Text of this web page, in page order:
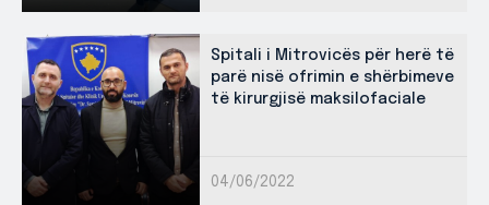
Spitali i Mitrovicës për herë të
parë nisë ofrimin e shërbimeve
të kirurgjisë maksilofaciale
04/06/2022